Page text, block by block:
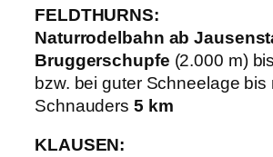
FELDTHURNS:
Naturrodelbahn ab
Bruggerschupfe (2.000 m)
bzw. bei guter Schneelage bis
Schnauders 5 km
KLAUSEN: